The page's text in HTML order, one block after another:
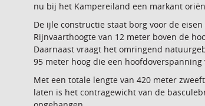
nu bij het Kampereiland een markant
De ijle constructie staat borg voor de
Rijnvaarthoogte van 12 meter boven de
Daarnaast vraagt het omringend
95 meter hoog die een
Met een totale lengte van 420 meter
laten is het contragewicht van de